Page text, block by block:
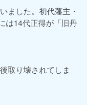
ました。初代藩主・
は14代正得が「旧丹
取り壊されてしま